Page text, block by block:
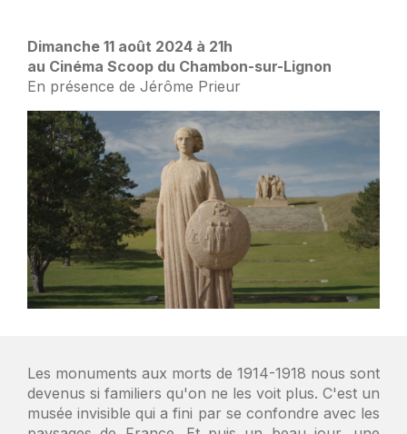
Dimanche 11 août 2024 à 21h
au Cinéma Scoop du Chambon-sur-Lignon
En présence de Jérôme Prieur
Les monuments aux morts de 1914-1918 nous sont
devenus si familiers qu'on ne les voit plus. C'est un
musée invisible qui a fini par se confondre avec les